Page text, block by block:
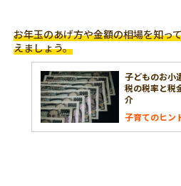
お年玉のあげ方や金額の相場を知っ
えましょう。
子どものお小
税の税率と税
介
子育てのヒン